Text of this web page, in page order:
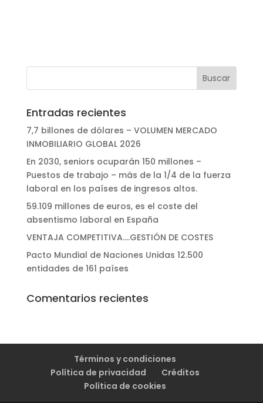
Entradas recientes
7,7 billones de dólares – VOLUMEN MERCADO
INMOBILIARIO GLOBAL 2026
En 2030, seniors ocuparán 150 millones –
Puestos de trabajo – más de la 1/4 de la fuerza
laboral en los países de ingresos altos.
59.109 millones de euros, es el coste del
absentismo laboral en España
VENTAJA COMPETITIVA….GESTIÓN DE COSTES
Pacto Mundial de Naciones Unidas 12.500
entidades de 161 países
Comentarios recientes
Términos y condiciones
Política de privacidad
Créditos
Política de cookies